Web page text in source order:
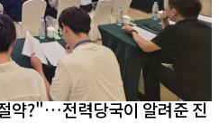
약?"…전력당국이 알려준 진